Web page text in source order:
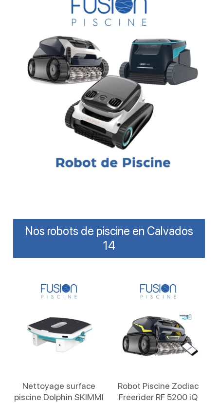
Nos robots de piscine en Calvados
14
Nettoyage surface
piscine Dolphin SKIMMI
Robot Piscine Zodiac
Freerider RF 5200 iQ